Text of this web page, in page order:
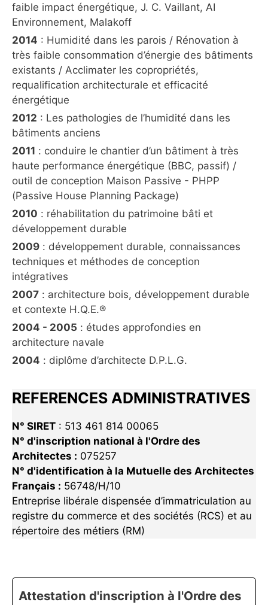
faible impact énergétique, J. C. Vaillant, AI
Environnement, Malakoff
2014 : Humidité dans les parois / Rénovation à
très faible consommation d’énergie des bâtiments
existants / Acclimater les copropriétés,
requalification architecturale et efficacité
énergétique
2012 : Les pathologies de l’humidité dans les
bâtiments anciens
2011 : conduire le chantier d’un bâtiment à très
haute performance énergétique (BBC, passif) /
outil de conception Maison Passive - PHPP
(Passive House Planning Package)
2010 : réhabilitation du patrimoine bâti et
développement durable
2009 : développement durable, connaissances
techniques et méthodes de conception
intégratives
2007 : architecture bois, développement durable
et contexte H.Q.E.®
2004 - 2005 : études approfondies en
architecture navale
2004 : diplôme d’architecte D.P.L.G.
REFERENCES ADMINISTRATIVES
N° SIRET : 513 461 814 00065
N° d'inscription national à l'Ordre des
Architectes : 075257
N° d'identification à la Mutuelle des Architectes
Français : 56748/H/10
Entreprise libérale dispensée d’immatriculation au
registre du commerce et des sociétés (RCS) et au
répertoire des métiers (RM)
Attestation d'inscription à l'Ordre des